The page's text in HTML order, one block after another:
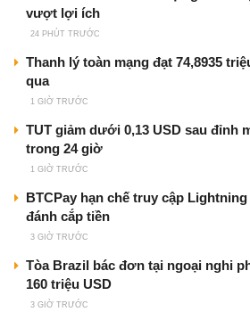
vượt lợi ích
24 PHÚT TRƯỚC
Thanh lý toàn mạng đạt 74,8935
qua
1 GIỜ TRƯỚC
TUT giảm dưới 0,13 USD sau đỉnh
trong 24 giờ
1 GIỜ TRƯỚC
BTCPay hạn chế truy cập
đánh cắp tiền
3 GIỜ TRƯỚC
Tòa Brazil bác đơn tại ngoại nghi
160 triệu USD
3 GIỜ TRƯỚC